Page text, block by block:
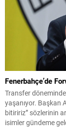
Fenerbahçe’de
Transfer
yaşanıyor. Başkan
bitiririz” sözlerinin
isimler gündeme